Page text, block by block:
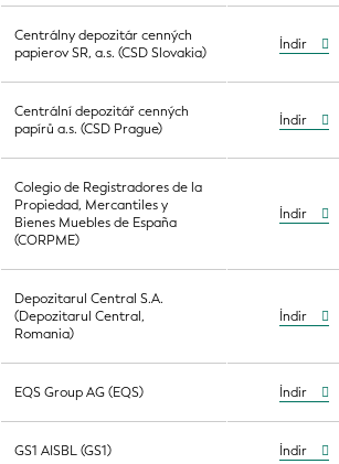
Centrálny depozitár cenných
papierov SR, a.s. (CSD Slovakia)
İndir
Centrální depozitář cenných
papírů a.s. (CSD Prague)
İndir
Colegio de Registradores de la
Propiedad, Mercantiles y
Bienes Muebles de España
(CORPME)
İndir
Depozitarul Central S.A.
(Depozitarul Central,
Romania)
İndir
EQS Group AG (EQS) İndir
GS1 AISBL (GS1) İndir